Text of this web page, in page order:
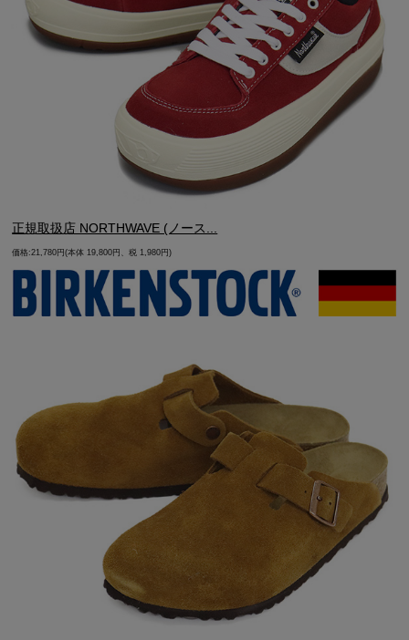
正規取扱店 NORTHWAVE (ノース...
価格:21,780円(本体 19,800円、税 1,980円)